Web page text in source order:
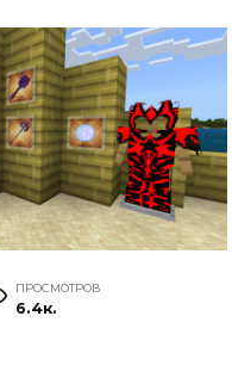
ПРОСМОТРОВ
6.4к.